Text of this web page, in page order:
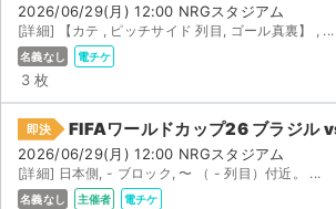
2026/06/29(月) 12:00 NRGスタジアム
[詳細] 【カテ , ピッチサイド 列目, ゴール真裏】 , ...
名義なし 電チケ
3 枚
即決 FIFAワールドカップ26 ブラジル
2026/06/29(月) 12:00 NRGスタジアム
[詳細] 日本側, - ブロック, 〜 （ - 列目）付近。 ...
名義なし 主催者 電チケ